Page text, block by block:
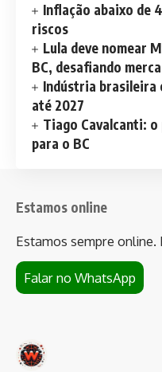
Inflação abaixo de
riscos
Lula deve nomear
BC, desafiando
Indústria brasileira
até 2027
Tiago Cavalcanti:
para o BC
Estamos online
Estamos sempre online.
Falar no WhatsApp